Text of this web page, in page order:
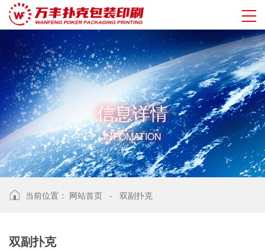
信息详情
INFOMATION
当前位置： 网站首页 - 双副扑克
双副扑克